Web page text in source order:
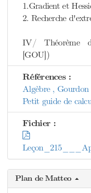
1.Gradient et
2. Recherche
IV/ Théorème
[GOU])
Références :
Algèbre , Gourdon
Petit guide de
Fichier :
Plan de Matteo